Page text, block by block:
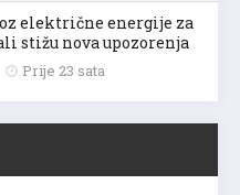
električne energije za
stižu nova upozorenja
Prije 23 sata